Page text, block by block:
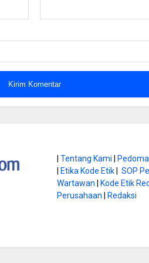
|Tentang Kami
Etika Kode Etik |SOP
Wartawan
Kode Etik
Perusahaan
Redaksi
di Gunung
Ini
Literasi
Siswa di